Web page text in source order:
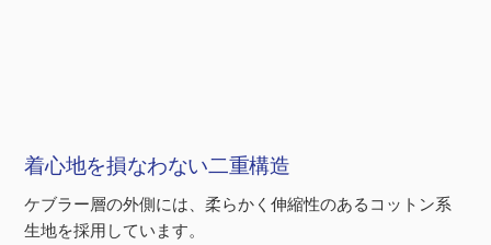
着心地を損なわない二重構造
ケブラー層の外側には、柔らかく伸縮性のあるコットン系
生地を採用しています。